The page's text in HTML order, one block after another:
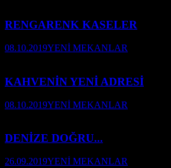
RENGARENK KASELER
08.10.2019YENİ MEKANLAR
KAHVENİN YENİ ADRESİ
08.10.2019YENİ MEKANLAR
DENİZE DOĞRU...
26.09.2019YENİ MEKANLAR